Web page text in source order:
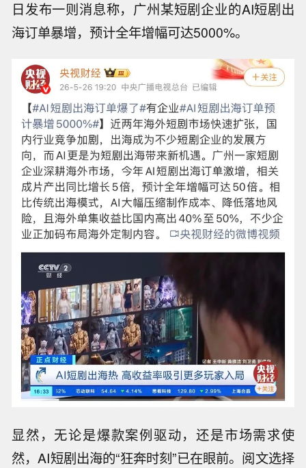
日发布一则消息称，广州某短剧企业的AI短剧出
海订单暴增，预计全年增幅可达5000%。
显然，无论是爆款案例驱动，还是市场需求使
然，AI短剧出海的“狂奔时刻”已在眼前。阅文选择